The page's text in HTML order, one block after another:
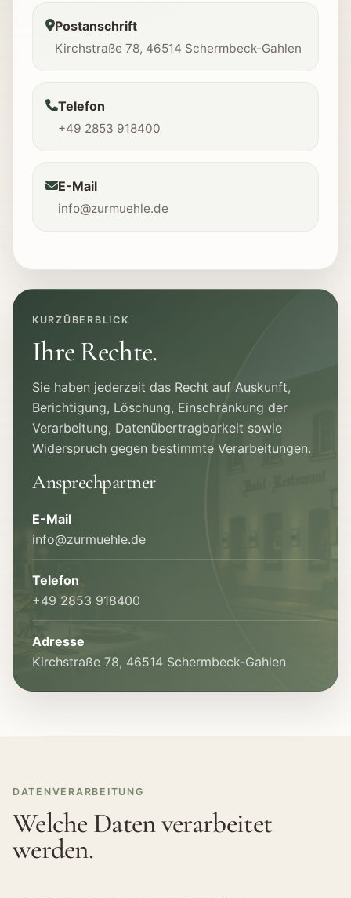
Postanschrift
Kirchstraße 78, 46514 Schermbeck-Gahlen
Telefon
+49 2853 918400
E-Mail
info@zurmuehle.de
KURZÜBERBLICK
Ihre Rechte.
Sie haben jederzeit das Recht auf Auskunft,
Berichtigung, Löschung, Einschränkung der
Verarbeitung, Datenübertragbarkeit sowie
Widerspruch gegen bestimmte Verarbeitungen.
Ansprechpartner
E-Mail
info@zurmuehle.de
Telefon
+49 2853 918400
Adresse
Kirchstraße 78, 46514 Schermbeck-Gahlen
DATENVERARBEITUNG
Welche Daten verarbeitet
werden.